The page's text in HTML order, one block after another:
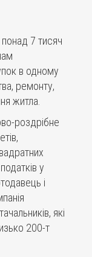
7 тисяч
в одному
ремонту,
житла.
роздрібне
у
і
які
200-т